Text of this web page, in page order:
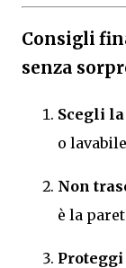
Consigli
senza
Scegli
o
Non
è la